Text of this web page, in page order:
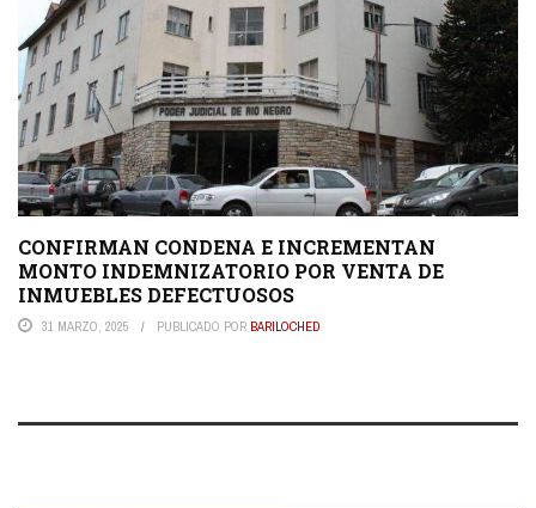
CONFIRMAN CONDENA E INCREMENTAN
MONTO INDEMNIZATORIO POR VENTA DE
INMUEBLES DEFECTUOSOS
31 MARZO, 2025 PUBLICADO POR BARILOCHED